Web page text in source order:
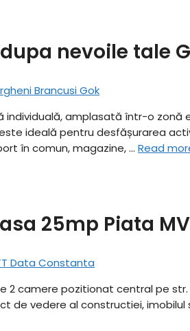
nevoile tale
amplasată într-o
ideală pentru desfășurarea
în comun, magazine, … Read
25mp Piata
2 camere pozitionat central pe
de vedere al constructiei,